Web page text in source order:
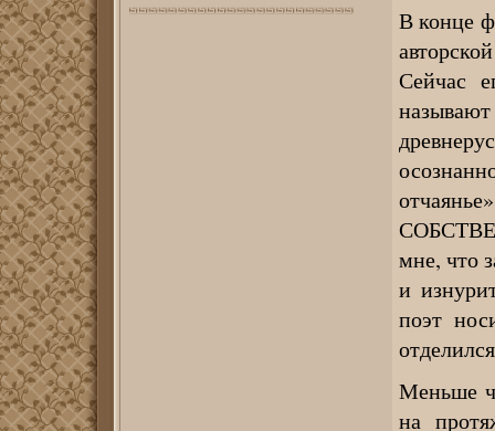
В конце
Сейчас
мне, что
и
поэт
Меньше
на